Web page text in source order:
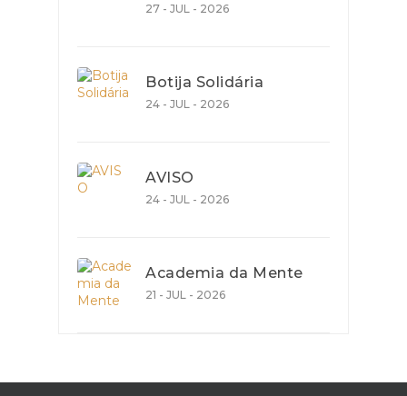
27 - JUL - 2026
Botija Solidária
24 - JUL - 2026
AVISO
24 - JUL - 2026
Academia da Mente
21 - JUL - 2026